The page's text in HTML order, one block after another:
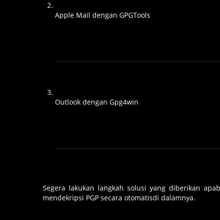
Apple Mail dengan GPGTools
Outlook dengan Gpg4win
Segera lakukan langkah solusi yang diberikan
mendekripsi PGP secara otomatisdi dalamnya.